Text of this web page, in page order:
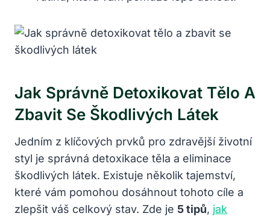
Jak Správně Detoxikovat Tělo A
Zbavit Se Škodlivých Látek
Jedním z klíčových prvků pro zdravější životní
styl je správná detoxikace těla a eliminace
škodlivých látek. Existuje několik tajemství,
které vám pomohou dosáhnout tohoto cíle a
zlepšit váš celkový stav. Zde je 5 tipů, jak